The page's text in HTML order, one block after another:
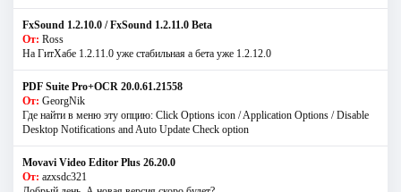
FxSound 1.2.10.0 / FxSound 1.2.11.0 Beta
От: Ross
На ГитХабе 1.2.11.0 уже стабильная а бета уже 1.2.12.0
PDF Suite Pro+OCR 20.0.61.21558
От: GeorgNik
Где найти в меню эту опцию: Click Options icon / Application Options / Disable
Desktop Notifications and Auto Update Check option
Movavi Video Editor Plus 26.20.0
От: azxsdc321